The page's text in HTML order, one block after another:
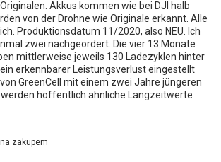
Akkus kommen wie bei DJI halb
von der Drohne wie Originale erkannt. Alle
Produktionsdatum 11/2020, also NEU. Ich
zwei nachgeordert. Die vier 13 Monate
mittlerweise jeweils 130 Ladezyklen hinter
erkennbarer Leistungsverlust eingestellt
GreenCell mit einem zwei Jahre jüngeren
hoffentlich ähnliche Langzeitwerte
zakupem